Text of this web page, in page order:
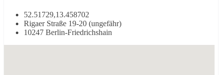
52.51729,13.458702
Rigaer Straße 19-20 (ungefähr)
10247 Berlin-Friedrichshain